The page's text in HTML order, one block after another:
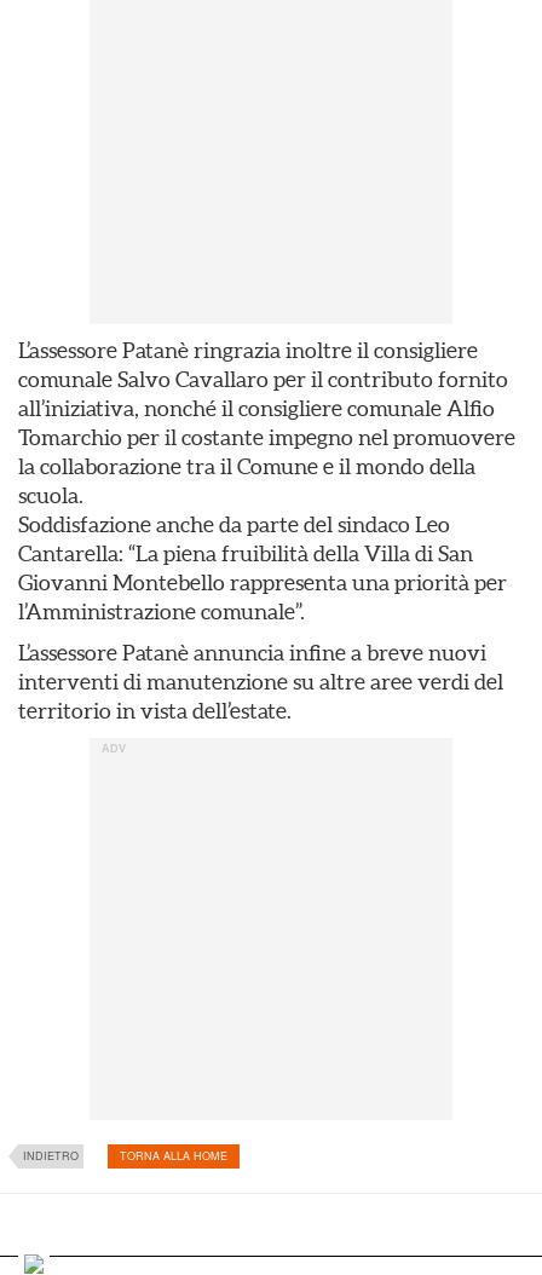
L’assessore Patanè ringrazia inoltre il consigliere
comunale Salvo Cavallaro per il contributo fornito
all’iniziativa, nonché il consigliere comunale Alfio
Tomarchio per il costante impegno nel promuovere
la collaborazione tra il Comune e il mondo della
scuola.
Soddisfazione anche da parte del sindaco Leo
Cantarella: “La piena fruibilità della Villa di San
Giovanni Montebello rappresenta una priorità per
l’Amministrazione comunale”.
L’assessore Patanè annuncia infine a breve nuovi
interventi di manutenzione su altre aree verdi del
territorio in vista dell’estate.
INDIETRO TORNA ALLA HOME